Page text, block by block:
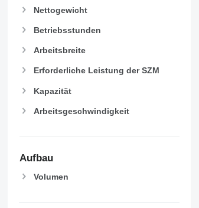
Nettogewicht
Betriebsstunden
Arbeitsbreite
Erforderliche Leistung der SZM
Kapazität
Arbeitsgeschwindigkeit
Aufbau
Volumen